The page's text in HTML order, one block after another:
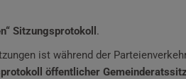
Sitzungsprotokoll .
ist während der
öffentlicher